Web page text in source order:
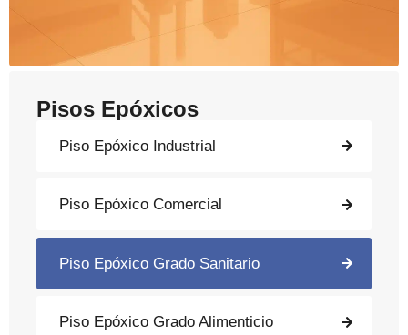
Pisos Epóxicos
Piso Epóxico Industrial
Piso Epóxico Comercial
Piso Epóxico Grado Sanitario
Piso Epóxico Grado Alimenticio